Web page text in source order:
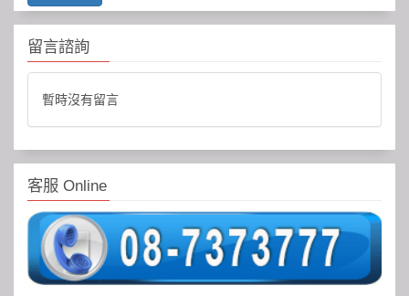
留言諮詢
暫時沒有留言
客服 Online